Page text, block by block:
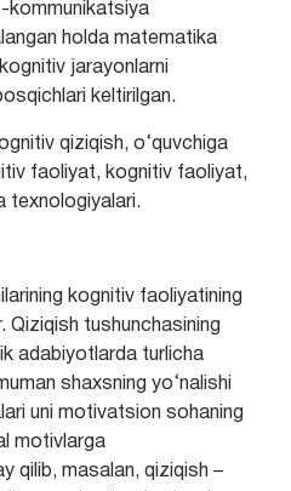
kommunikatsiya
holda matematika
jarayonlarni
keltirilgan.
qiziqish, o‘quvchiga
faoliyat, kognitiv faoliyat,
texnologiyalari.
kognitiv faoliyatining
Qiziqish tushunchasining
adabiyotlarda turlicha
shaxsning yo‘nalishi
uni motivatsion sohaning
motivlarga
qilib, masalan, qiziqish –